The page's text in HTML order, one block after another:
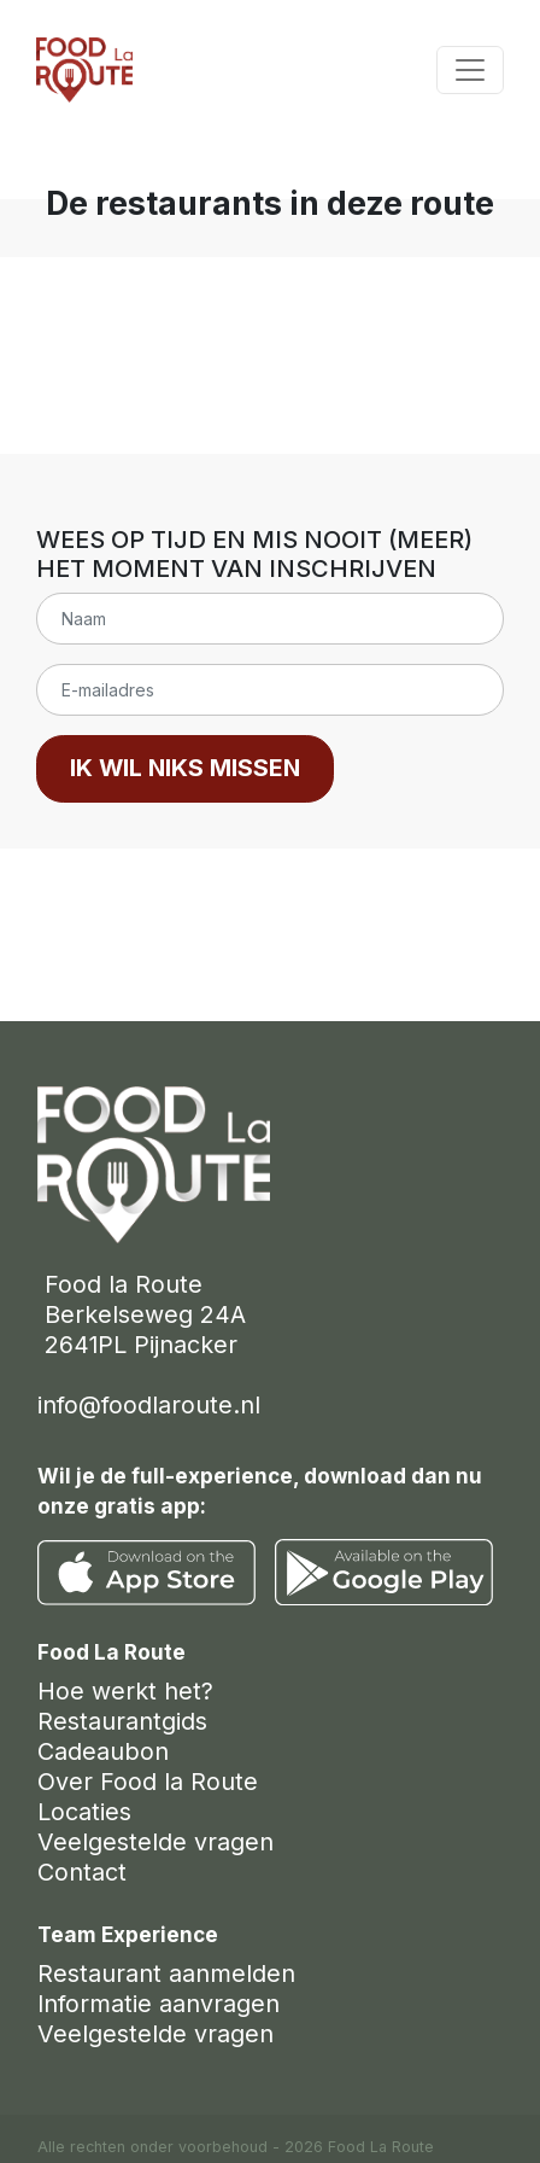
De restaurants in deze route
WEES OP TIJD EN MIS NOOIT (MEER)
HET MOMENT VAN INSCHRIJVEN
IK WIL NIKS MISSEN
Food la Route
Berkelseweg 24A
2641PL Pijnacker
info@foodlaroute.nl
Wil je de full-experience, download dan nu
onze gratis app:
Food La Route
Hoe werkt het?
Restaurantgids
Cadeaubon
Over Food la Route
Locaties
Veelgestelde vragen
Contact
Team Experience
Restaurant aanmelden
Informatie aanvragen
Veelgestelde vragen
Alle rechten onder voorbehoud - 2026 Food La Route